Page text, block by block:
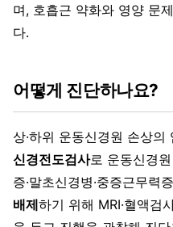
며, 호흡근 약화와 영양 문
다.
어떻게 진단하나요?
상·하위 운동신경원 손상
신경전도검사로 운동신경
증·말초신경병·중증근무력
배제하기 위해 MRI·혈액검